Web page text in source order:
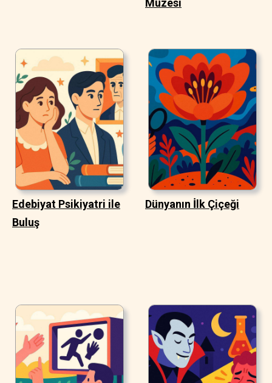
Müzesi
Edebiyat Psikiyatri ile
Buluş
Dünyanın İlk Çiçeği